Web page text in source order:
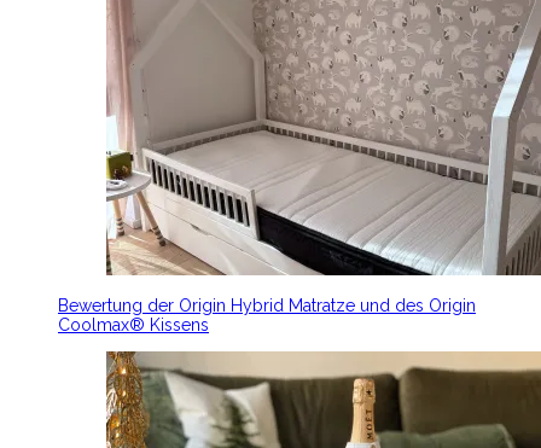
Bewertung der Origin Hybrid Matratze und des Origin
Coolmax® Kissens